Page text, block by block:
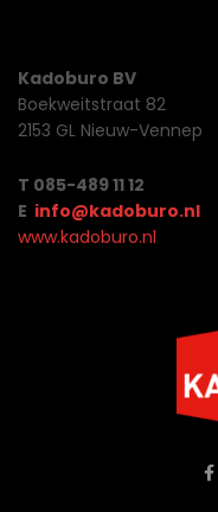
Kadoburo BV
Boekweitstraat 82
2153 GL Nieuw-Vennep
T 085-489 11 12
E info@kadoburo.nl
www.kadoburo.nl